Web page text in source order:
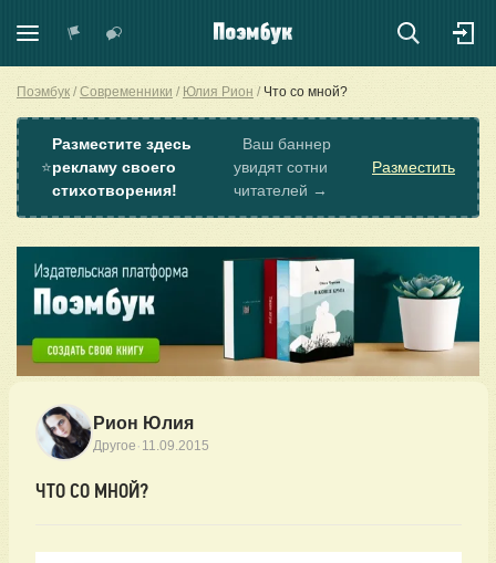
Поэмбук Современники Юлия Рион Что со мной?
⭐
Разместите здесь
рекламу своего
стихотворения!
Ваш баннер
увидят сотни
читателей →
Разместить
Рион Юлия
Другое · 11.09.2015
ЧТО СО МНОЙ?